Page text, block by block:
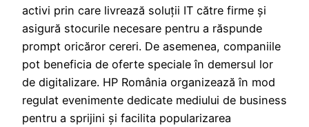
activi prin care livrează soluții IT către firme și
asigură stocurile necesare pentru a răspunde
prompt oricăror cereri. De asemenea, companiile
pot beneficia de oferte speciale în demersul lor
de digitalizare. HP România organizează în mod
regulat evenimente dedicate mediului de business
pentru a sprijini și facilita popularizarea